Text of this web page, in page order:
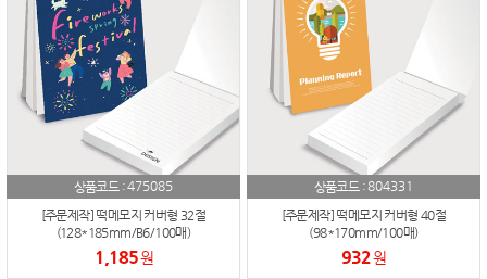
상품코드 :475085
[주문제작] 떡메모지 커버형 32절
(128*185mm/B6/100매)
1,185원
상품코드 :804331
[주문제작] 떡메모지 커버형 40절
(98*170mm/100매)
932원